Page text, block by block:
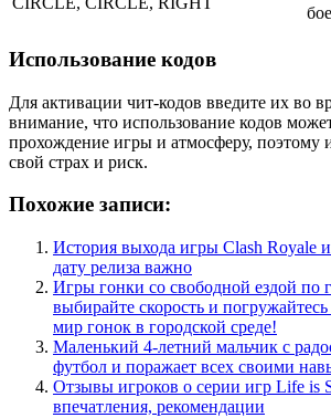
Использование кодов
Для активации чит-кодов введите их во
внимание, что использование кодов
прохождение игры и атмосферу, поэтому
свой страх и риск.
Похожие записи:
История выхода игры Clash Royale и
дату релиза важно
Игры гонки со свободной ездой
выбирайте скорость и
мир гонок в городской среде!
Маленький 4-летний мальчик с
футбол и поражает всех своими
Отзывы игроков о серии игр Life is
впечатления, рекомендации